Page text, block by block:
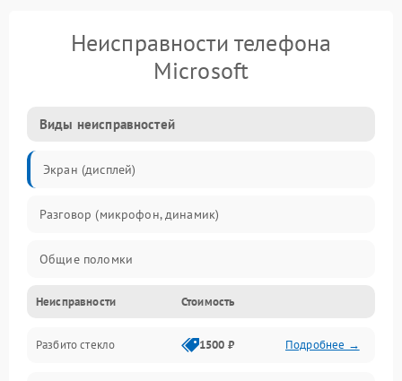
Неисправности телефона
Microsoft
Виды неисправностей
Экран (дисплей)
Разговор (микрофон, динамик)
Общие поломки
Проблемы связи
Камеры
Неисправности Стоимость
Разбито стекло 1500 ₽ Подробнее →